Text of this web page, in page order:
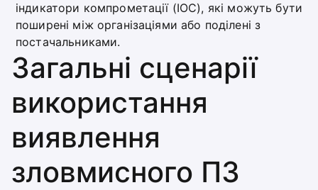
індикатори компрометації (IOC), які можуть бути
поширені між організаціями або поділені з
постачальниками.
Загальні сценарії
використання
виявлення
зловмисного ПЗ